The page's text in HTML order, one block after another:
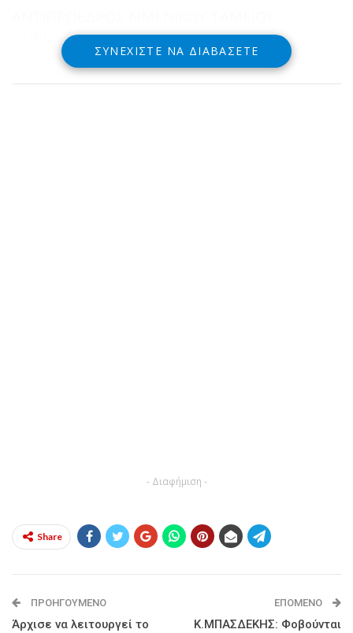
ΔΩΡΙΔΟΣ
ΣΥΝΕΧΊΣΤΕ ΝΑ ΔΙΑΒΆΣΕΤΕ
- Διαφήμιση -
Share
ΠΡΟΗΓΟΎΜΕΝΟ
Άρχισε να λειτουργεί το
ΕΠΌΜΕΝΟ
Κ.ΜΠΑΣΔΕΚΗΣ: Φοβούνται